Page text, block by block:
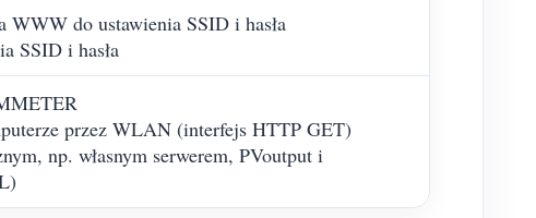
do ustawienia SSID i hasła
SSID i hasła
przez WLAN (interfejs HTTP GET)
np. własnym serwerem, PVoutput i